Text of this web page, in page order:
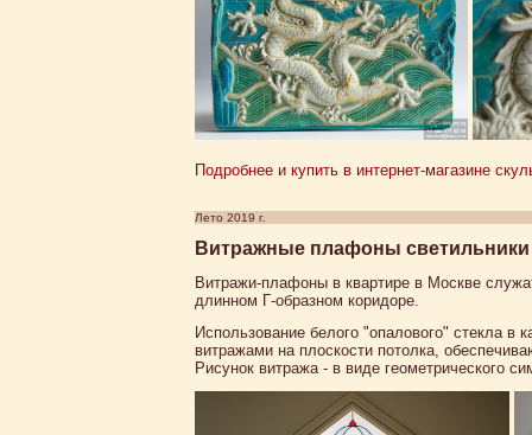
Подробнее и купить в интернет-магазине
Лето 2019 г.
Витражные плафоны светильники
Витражи-плафоны в квартире в Москве
длинном Г-образном коридоре.
Использование белого "опалового" стекла в
витражами на плоскости потолка,
Рисунок витража - в виде геометрического